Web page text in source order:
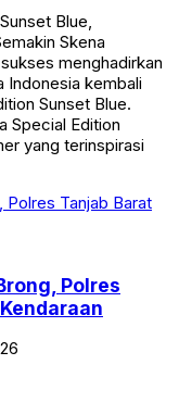
Blue,
Skena
menghadirkan
Indonesia kembali
Sunset Blue.
Special Edition
yang terinspirasi
Polres